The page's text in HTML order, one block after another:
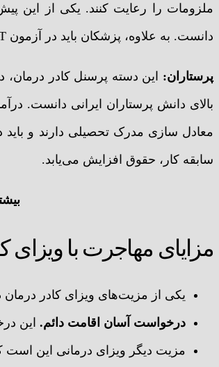
دانست. به علاوه، پزشکان باید در آزمون OET نیز موفق به حداقل کسب نمره B شوند.
پرستاران: این دسته پرسنل کادر درمان،
سابقه کار، حقوق افزایش می‌یابد.
مزایای مهاجرت با ویزای
یکی از مزیت‌‌های ویزای کادر
درخواست آسان اقامت دائم. این
مزیت دیگر ویزای درمانی این است